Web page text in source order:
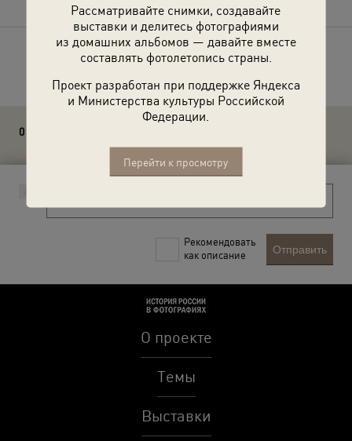
Рассматривайте снимки, создавайте
выставки и делитесь фотографиями
из домашних альбомов — давайте вместе
составлять фотолетопись страны.
Проект разработан при поддержке Яндекса
и Министерства культуры Российской
Федерации.
Перейти к просмотру
Расскажите друзьям об этом фото
0 комментариев
Рекомендовать
как описание
Отправить
О проекте
Темы
Выставки